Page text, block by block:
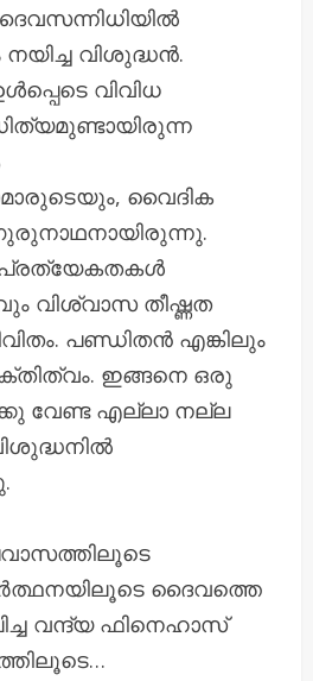
വിശുദ്ധൻ.
വിവിധ
വൈദിക
പ്രത്യേകതകൾ
വിശ്വാസ തീഷ്ണത
പണ്ഡിതൻ എങ്കിലും
ഇങ്ങനെ ഒരു
വേണ്ട എല്ലാ നല്ല
ദൈവത്തെ
വന്ദ്യ ഫിനെഹാസ്